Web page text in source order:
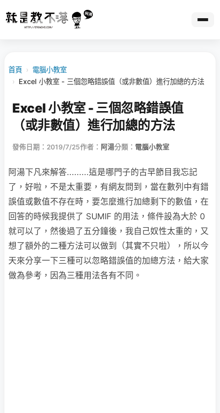
首頁 › 電腦小教室
› Excel 小教室 - 三個忽略錯誤值（或非數值）進行加總的方法
Excel 小教室 - 三個忽略錯誤值
（或非數值）進行加總的方法
發佈日期：2019/7/25作者： 阿湯分類： 電腦小教室
阿湯下凡來解答.........這是哪門子的古早節目我忘記
了，好啦，不是太重要，有網友問到，當在數列中有錯
誤值或數值不存在時，要怎麼進行加總剩下的數值，在
回答的時候我提供了 SUMIF 的用法，條件設為大於 0
就可以了，然後過了五分鐘後，我自己奴性太重的，又
想了額外的二種方法可以做到（其實不只啦），所以今
天來分享一下三種可以忽略錯誤值的加總方法，給大家
做為參考，因為三種用法各有不同。